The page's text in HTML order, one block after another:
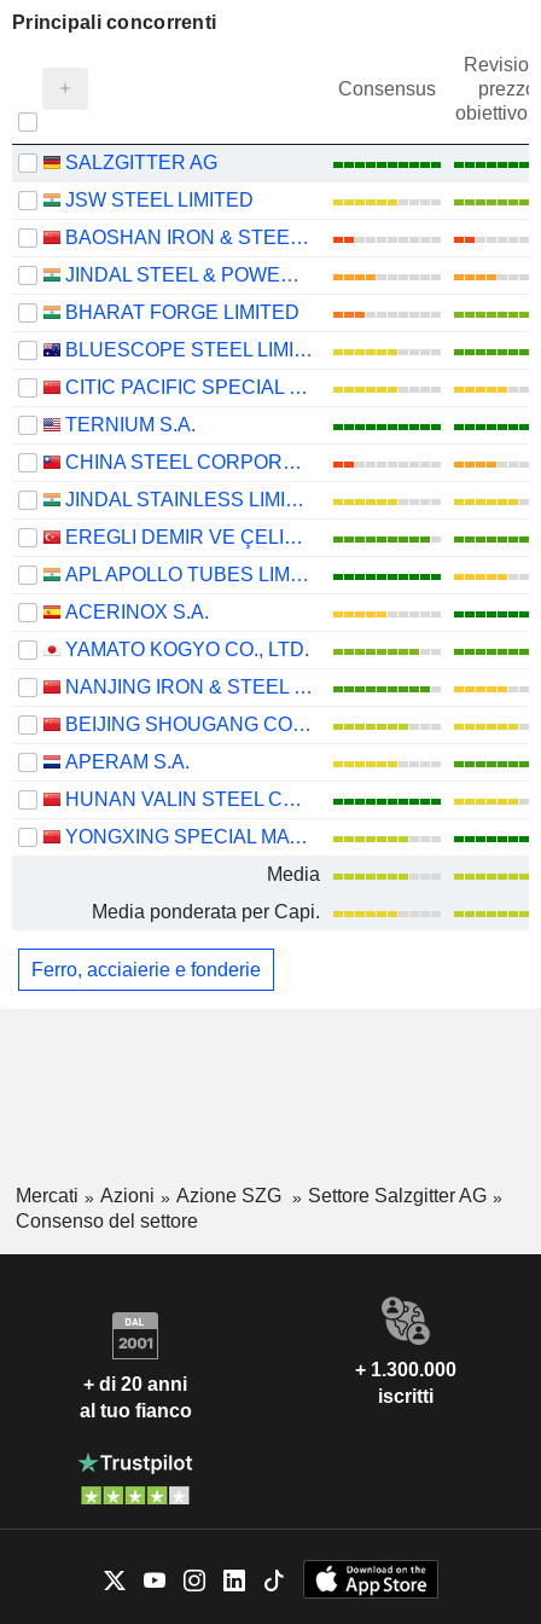
Principali concorrenti
Consensus
prezzo
obiettivo
SALZGITTER AG
JSW STEEL LIMITED
BAOSHAN IRON & STEEL CO., LTD.
JINDAL STEEL & POWER LIMITED
BHARAT FORGE LIMITED
BLUESCOPE STEEL LIMITED
CITIC PACIFIC SPECIAL STEEL GROUP CO., LTD
TERNIUM S.A.
CHINA STEEL CORPORATION
JINDAL STAINLESS LIMITED
EREGLI DEMIR VE ÇELIK FABRIKALARI T.A.S.
APL APOLLO TUBES LIMITED
ACERINOX S.A.
YAMATO KOGYO CO., LTD.
NANJING IRON & STEEL CO., LTD.
BEIJING SHOUGANG CO., LTD.
APERAM S.A.
HUNAN VALIN STEEL CO., LTD.
YONGXING SPECIAL MATERIALS TECHNOLOGY CO.,LTD
Media
Media ponderata per Capi.
Ferro, acciaierie e fonderie
Mercati Azioni Azione SZG
Settore Salzgitter AG
Consenso del settore
+ di 20 anni
al tuo fianco
+ 1.300.000
iscritti